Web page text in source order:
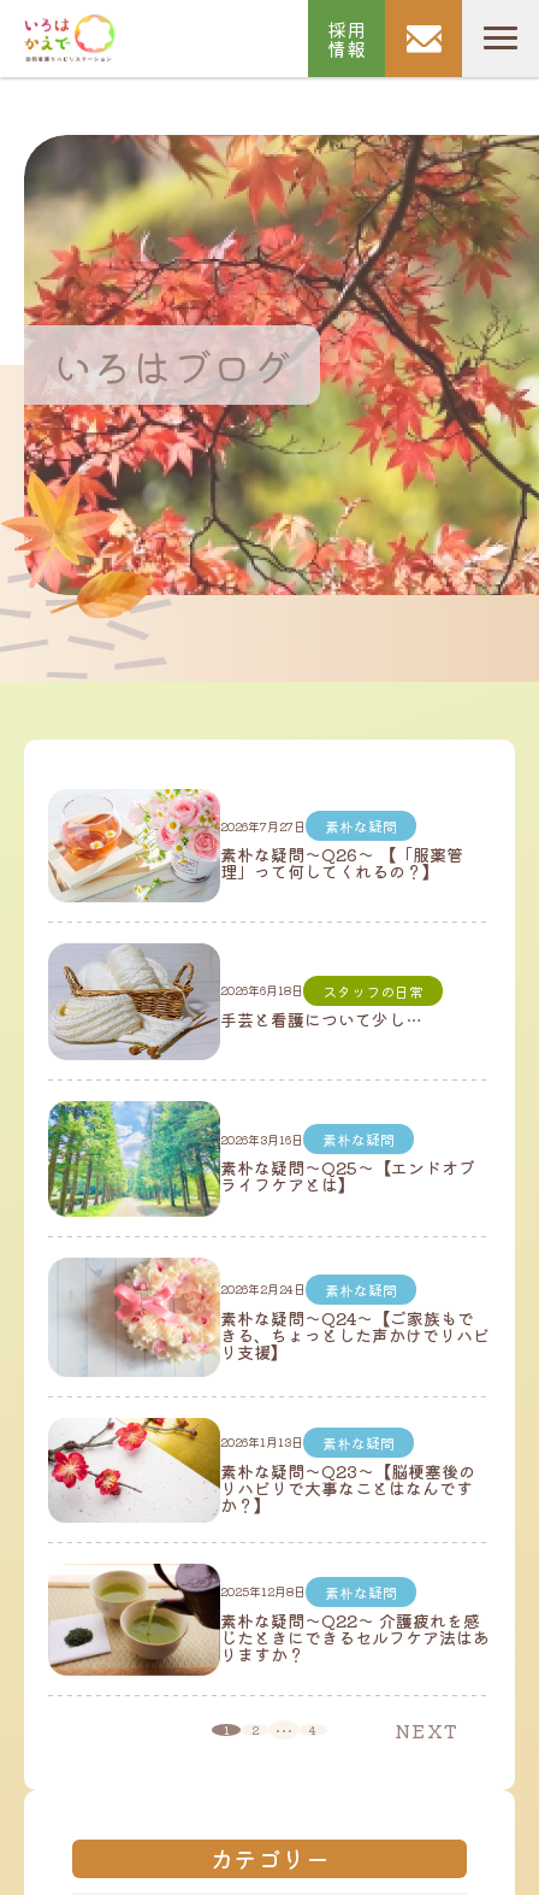
採用
情報
いろはブログ
2026年7月27日 素朴な疑問
素朴な疑問～Q26～ 【「服薬管
理」って何してくれるの？】
2026年6月18日 スタッフの日常
手芸と看護について少し…
2026年3月16日 素朴な疑問
素朴な疑問～Q25～【エンドオブ
ライフケアとは】
2026年2月24日 素朴な疑問
素朴な疑問～Q24～【ご家族もで
きる、ちょっとした声かけでリハビ
リ支援】
2026年1月13日 素朴な疑問
素朴な疑問～Q23～【脳梗塞後の
リハビリで大事なことはなんです
か？】
2025年12月8日 素朴な疑問
素朴な疑問～Q22～ 介護疲れを感
じたときにできるセルフケア法はあ
りますか？
送
1 2 … 4 NEXT
カテゴリー